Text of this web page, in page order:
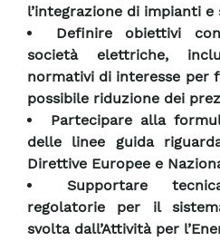
l’integrazione di impianti
Definire obiettivi
società elettriche,
normativi di interesse per
possibile riduzione dei
Partecipare alla
delle linee guida
Direttive Europee e
Supportare
regolatorie per il
svolta dall’Attività per